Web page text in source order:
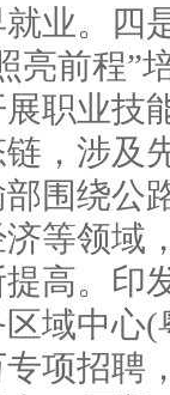
业。四
亮前程”
职业技
，涉及
围绕公
等领域
高。印
域中心
项招聘